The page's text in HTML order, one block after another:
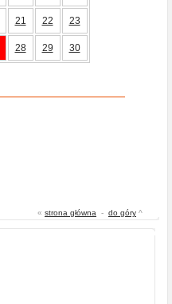
21 22 23
28 29 30
« strona główna - do góry ^